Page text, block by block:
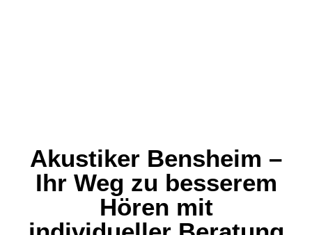
Akustiker Bensheim –
Ihr Weg zu besserem
Hören mit